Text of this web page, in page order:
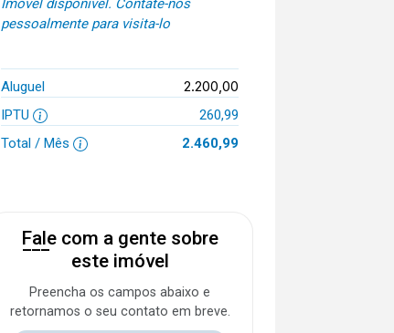
Imóvel disponível. Contate-nos
pessoalmente para visita-lo
Aluguel 2.200,00
IPTU
260,99
Total / Mês
2.460,99
Fale com a gente sobre
este imóvel
Preencha os campos abaixo e
retornamos o seu contato em breve.